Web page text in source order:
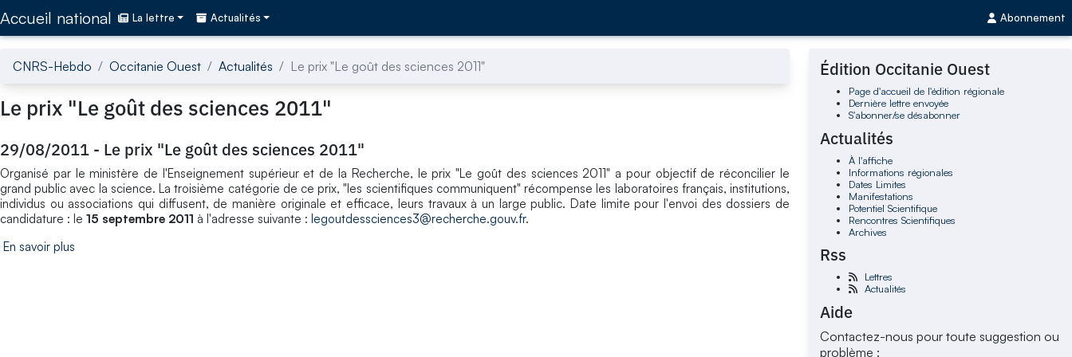
Accueil national La lettre Actualités Abonnement
CNRS-Hebdo Occitanie Ouest Actualités Le prix "Le goût des sciences 2011"
Le prix "Le goût des sciences 2011"
29/08/2011 - Le prix "Le goût des sciences 2011"
Organisé par le ministère de l'Enseignement supérieur et de la Recherche, le prix "Le goût des sciences 2011" a pour objectif de réconcilier le
grand public avec la science. La troisième catégorie de ce prix, "les scientifiques communiquent" récompense les laboratoires français, institutions,
individus ou associations qui diffusent, de manière originale et efficace, leurs travaux à un large public. Date limite pour l'envoi des dossiers de
candidature : le 15 septembre 2011 à l'adresse suivante : legoutdessciences3@recherche.gouv.fr.
En savoir plus
Édition Occitanie Ouest
Page d'accueil de l'édition régionale
Dernière lettre envoyée
S'abonner/se désabonner
Actualités
À l'affiche
Informations régionales
Dates Limites
Manifestations
Potentiel Scientifique
Rencontres Scientifiques
Archives
Rss
Lettres
Actualités
Aide
Contactez-nous pour toute suggestion ou
problème :